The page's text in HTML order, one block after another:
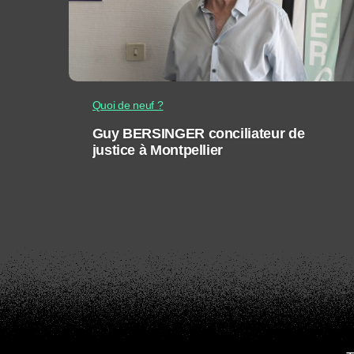
Quoi de neuf ?
Guy BERSINGER conciliateur de
justice à Montpellier